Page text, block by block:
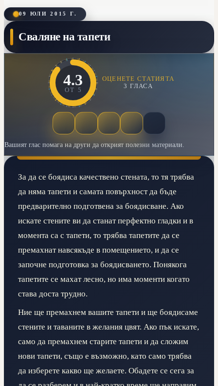
09 ЮЛИ 2015 Г.
Сваляне на тапети
4.3
ОТ 5
ОЦЕНЕТЕ СТАТИЯТА
3 ГЛАСА
Вашият глас помага на други да открият полезни материали.
За да се боядиса качествено стената, то тя трябва
да няма тапети и самата повърхност да бъде
предварително подготвена за боядисване. Ако
искате стените ви да станат перфектно гладки и в
момента са с тапети, то трябва тапетите да се
премахнат навсякъде в помещението, и да се
започне подготовка за боядисването. Понякога
тапетите се махат лесно, но има моменти когато
става доста трудно.
Ние ще премахнем вашите тапети и ще боядисаме
стените и таваните в желания цвят. Ако пък искате,
само да премахнем старите тапети и да сложим
нови тапети, също е възможно, като само трябва
да изберете какво ще желаете. Обадете се сега за